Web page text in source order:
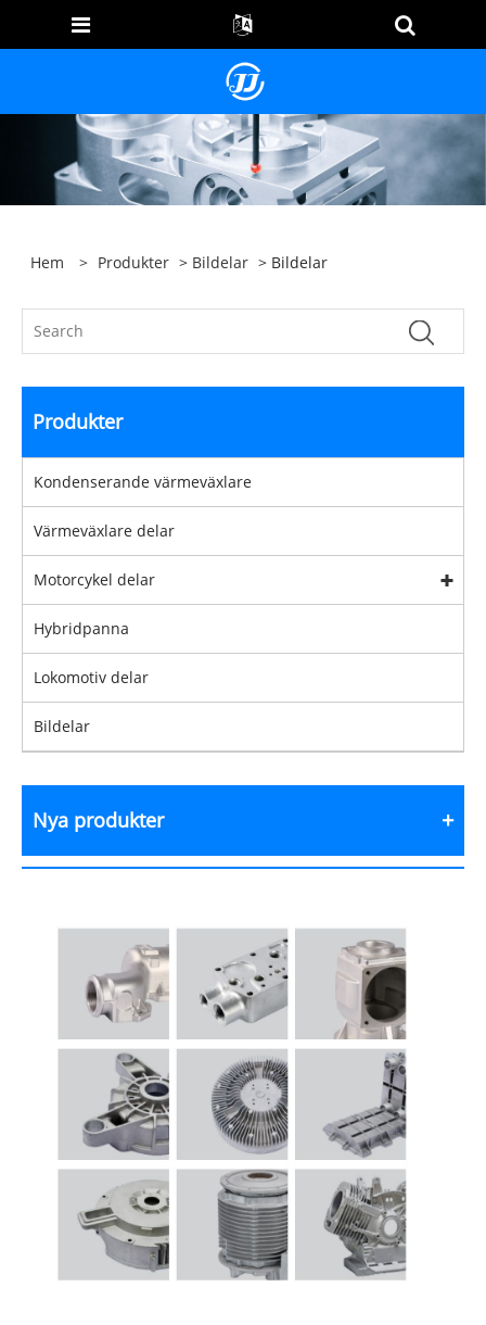
Hem > Produkter > Bildelar > Bildelar
Produkter
Kondenserande värmeväxlare
Värmeväxlare delar
Motorcykel delar
Hybridpanna
Lokomotiv delar
Bildelar
Nya produkter